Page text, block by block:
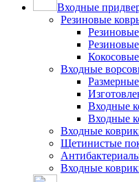
Входные
Резиновые
Входные
Входные
Входные
Входные
Щетинистые
Входные